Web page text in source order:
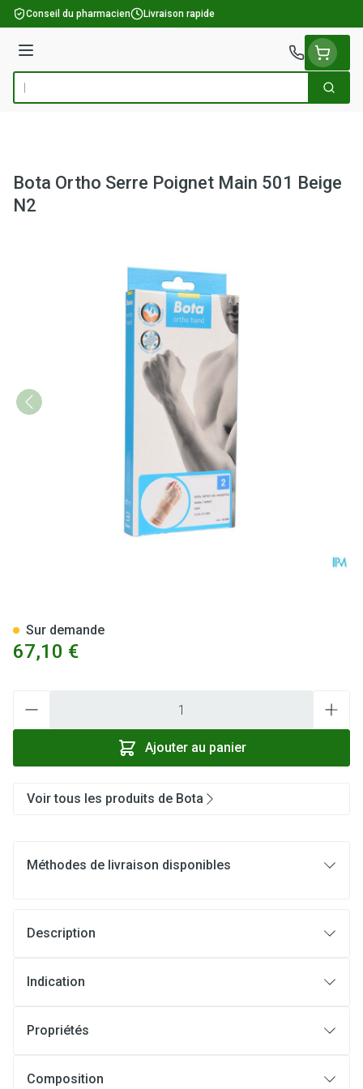
Aller au contenu
Conseil du pharmacien Livraison rapide
Menu
Rechercher
Bota Ortho Serre Poignet Main 501 Beige
N2
67,10 €
Ajouter au panier
Sur demande
Voir tous les produits de Bota
Méthodes de livraison disponibles
Description
Indication
Propriétés
Composition